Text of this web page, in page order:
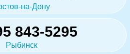
на-Дону
843-5295
Рыбинск